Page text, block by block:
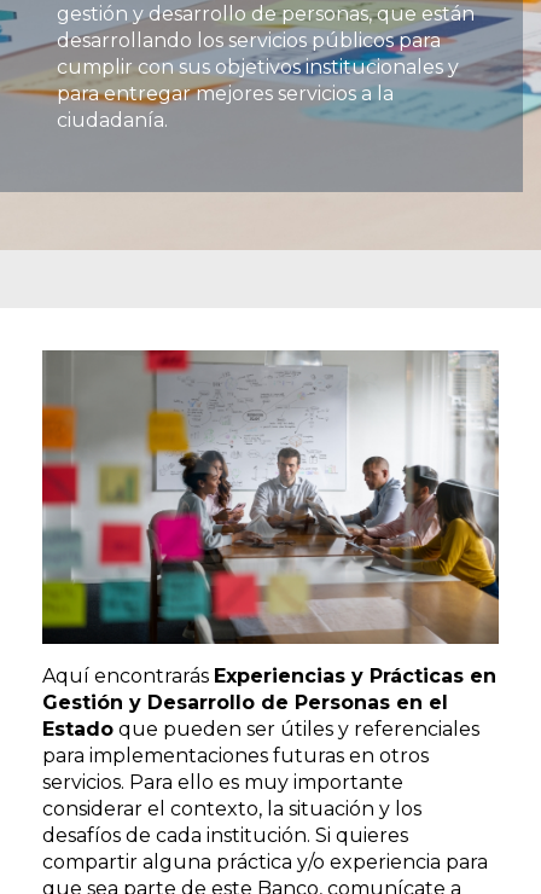
gestión y desarrollo de personas, que están
desarrollando los servicios públicos para
cumplir con sus objetivos institucionales y
para entregar mejores servicios a la
ciudadanía.
Aquí encontrarás Experiencias y Prácticas en
Gestión y Desarrollo de Personas en el
Estado que pueden ser útiles y referenciales
para implementaciones futuras en otros
servicios. Para ello es muy importante
considerar el contexto, la situación y los
desafíos de cada institución. Si quieres
compartir alguna práctica y/o experiencia para
que sea parte de este Banco, comunícate a